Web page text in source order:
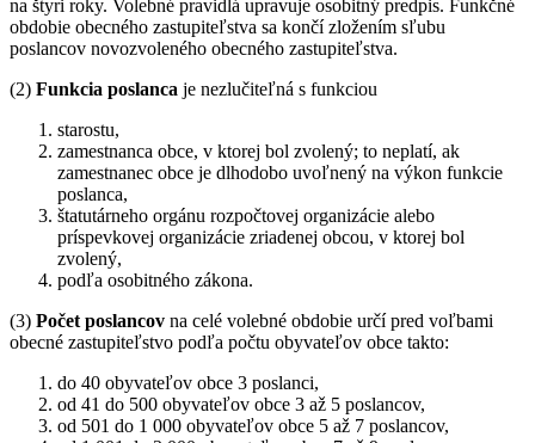
na štyri roky. Volebné pravidlá upravuje osobitný predpis. Funkčné
obdobie obecného zastupiteľstva sa končí zložením sľubu
poslancov novozvoleného obecného zastupiteľstva.
(2) Funkcia poslanca je nezlučiteľná s funkciou
starostu,
zamestnanca obce, v ktorej bol zvolený; to neplatí, ak
zamestnanec obce je dlhodobo uvoľnený na výkon funkcie
poslanca,
štatutárneho orgánu rozpočtovej organizácie alebo
príspevkovej organizácie zriadenej obcou, v ktorej bol
zvolený,
podľa osobitného zákona.
(3) Počet poslancov na celé volebné obdobie určí pred voľbami
obecné zastupiteľstvo podľa počtu obyvateľov obce takto:
do 40 obyvateľov obce 3 poslanci,
od 41 do 500 obyvateľov obce 3 až 5 poslancov,
od 501 do 1 000 obyvateľov obce 5 až 7 poslancov,